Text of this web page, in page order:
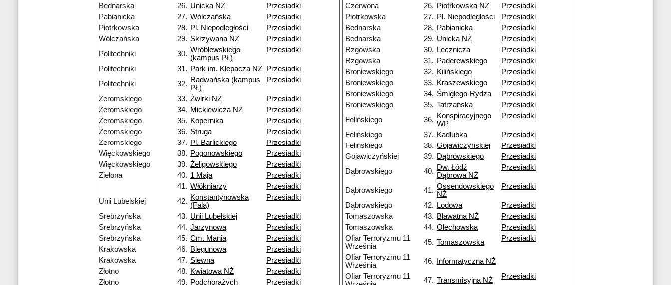
Bednarska
26. Unicka NŻ
Przesiadki
Pabianicka
27. Wólczańska
Przesiadki
Piotrkowska
28. Pl. Niepodległości
Przesiadki
Wólczańska
29. Skrzywana NŻ
Przesiadki
Politechniki
30. Wróblewskiego
(kampus PŁ)
Przesiadki
Politechniki 31. Park im. Klepacza NŻ
Przesiadki
Politechniki
32. Radwańska (kampus
PŁ)
Przesiadki
Żeromskiego 33. Żwirki NŻ
Przesiadki
Żeromskiego
34. Mickiewicza NŻ
Przesiadki
Żeromskiego
35. Kopernika
Przesiadki
Żeromskiego
36. Struga
Przesiadki
Żeromskiego
37. Pl. Barlickiego
Przesiadki
Więckowskiego
38. Pogonowskiego
Przesiadki
Więckowskiego
39. Żeligowskiego
Przesiadki
Zielona
40. 1 Maja
Przesiadki
41. Włókniarzy
Przesiadki
Unii Lubelskiej
42. Konstantynowska
(Fala)
Przesiadki
Srebrzyńska 43. Unii Lubelskiej
Przesiadki
Srebrzyńska
44. Jarzynowa
Przesiadki
Srebrzyńska
45. Cm. Mania
Przesiadki
Krakowska
46. Biegunowa
Przesiadki
Krakowska
47. Siewna
Przesiadki
Złotno
48. Kwiatowa NŻ
Przesiadki
Złotno
49. Podchorążych Przesiadki
Czerwona 26. Piotrkowska NŻ
Przesiadki
Piotrkowska
27. Pl. Niepodległości
Przesiadki
Bednarska
28. Pabianicka
Przesiadki
Bednarska
29. Unicka NŻ
Przesiadki
Rzgowska
30. Lecznicza
Przesiadki
Rzgowska
31. Paderewskiego
Przesiadki
Broniewskiego
32. Kilińskiego
Przesiadki
Broniewskiego
33. Kraszewskiego
Przesiadki
Broniewskiego
34. Śmigłego-Rydza
Przesiadki
Broniewskiego
35. Tatrzańska
Przesiadki
Felińskiego
36. Konspiracyjnego
WP
Przesiadki
Felińskiego 37. Kadłubka
Przesiadki
Felińskiego
38. Gojawiczyńskiej
Przesiadki
Gojawiczyńskiej
39. Dąbrowskiego
Przesiadki
Dąbrowskiego
40. Dw. Łódź
Dąbrowa NŻ
Przesiadki
Dąbrowskiego 41. Ossendowskiego
NŻ
Przesiadki
Dąbrowskiego 42. Lodowa
Przesiadki
Tomaszowska
43. Bławatna NŻ
Przesiadki
Tomaszowska
44. Olechowska
Przesiadki
Ofiar Terroryzmu 11
Września
45. Tomaszowska Przesiadki
Ofiar Terroryzmu 11
Września
46.
Informatyczna NŻ
Ofiar Terroryzmu 11
47. Transmisyjna NŻ Przesiadki